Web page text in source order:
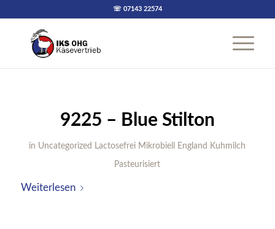
☏ 07143 22574
9225 – Blue Stilton
in Uncategorized Lactosefrei Mikrobiell England Kuhmilch
Pasteurisiert
Weiterlesen